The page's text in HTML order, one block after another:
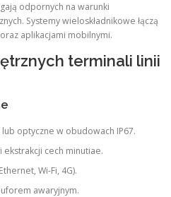
odpornych na warunki
Systemy wieloskładnikowe łączą
aplikacjami mobilnymi.
terminali linii
optyczne w obudowach IP67.
cech minutiae.
Wi-Fi, 4G).
awaryjnym.